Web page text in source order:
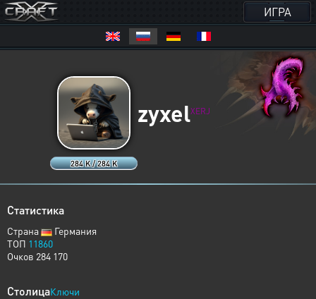
ИГРА
284 K / 284 K
zyxelXERJ
Статистика
Страна
Германия
ТОП 11860
Очков 284 170
СтолицаКлючи